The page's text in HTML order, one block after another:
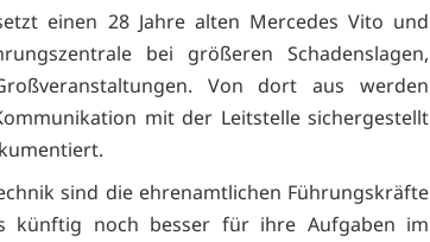
einen 28 Jahre alten Mercedes Vito und
bei größeren Schadenslagen,
Von dort aus werden
mit der Leitstelle sichergestellt
sind die ehrenamtlichen Führungskräfte
künftig noch besser für ihre Aufgaben im